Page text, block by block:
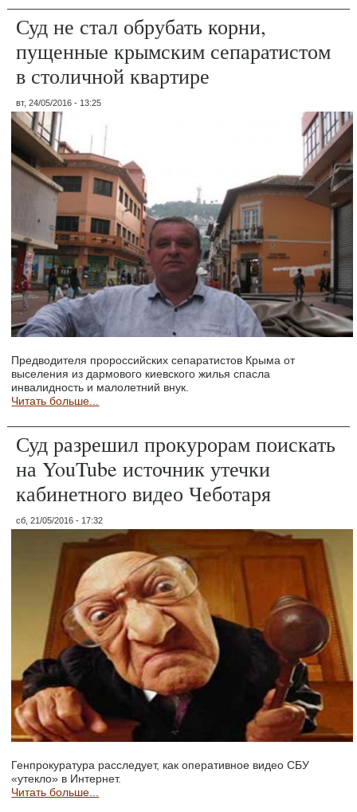
Суд не стал обрубать корни,
пущенные крымским сепаратистом
в столичной квартире
вт, 24/05/2016 - 13:25
Предводителя пророссийских сепаратистов Крыма от
выселения из дармового киевского жилья спасла
инвалидность и малолетний внук.
Читать больше...
Суд разрешил прокурорам поискать
на YouTube источник утечки
кабинетного видео Чеботаря
сб, 21/05/2016 - 17:32
Генпрокуратура расследует, как оперативное видео СБУ
«утекло» в Интернет.
Читать больше...